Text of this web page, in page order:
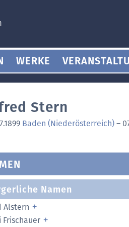
WERKE
Stern
Baden (Niederösterreich) –
Namen
Alstern
Frischauer